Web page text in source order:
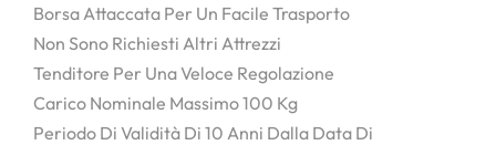
Borsa Attaccata Per Un Facile Trasporto
Non Sono Richiesti Altri Attrezzi
Tenditore Per Una Veloce Regolazione
Carico Nominale Massimo 100 Kg
Periodo Di Validità Di 10 Anni Dalla Data Di